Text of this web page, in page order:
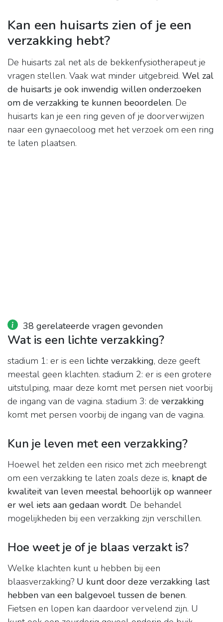
Kan een huisarts zien of je een
verzakking hebt?
De huisarts zal net als de bekkenfysiotherapeut je
vragen stellen. Vaak wat minder uitgebreid. Wel zal
de huisarts je ook inwendig willen onderzoeken
om de verzakking te kunnen beoordelen. De
huisarts kan je een ring geven of je doorverwijzen
naar een gynaecoloog met het verzoek om een ring
te laten plaatsen.
38 gerelateerde vragen gevonden
Wat is een lichte verzakking?
stadium 1: er is een lichte verzakking, deze geeft
meestal geen klachten. stadium 2: er is een grotere
uitstulping, maar deze komt met persen niet voorbij
de ingang van de vagina. stadium 3: de verzakking
komt met persen voorbij de ingang van de vagina.
Kun je leven met een verzakking?
Hoewel het zelden een risico met zich meebrengt
om een verzakking te laten zoals deze is, knapt de
kwaliteit van leven meestal behoorlijk op wanneer
er wel iets aan gedaan wordt. De behandel
mogelijkheden bij een verzakking zijn verschillen.
Hoe weet je of je blaas verzakt is?
Welke klachten kunt u hebben bij een
blaasverzakking? U kunt door deze verzakking last
hebben van een balgevoel tussen de benen.
Fietsen en lopen kan daardoor vervelend zijn. U